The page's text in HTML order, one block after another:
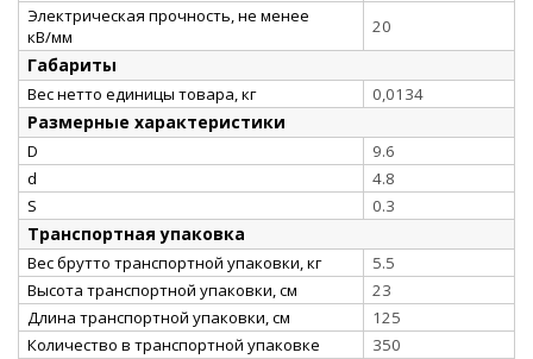
Электрическая прочность, не менее
кВ/мм
20
Габариты
Вес нетто единицы товара, кг 0,0134
Размерные характеристики
D
9.6
d
4.8
S
0.3
Транспортная упаковка
Вес брутто транспортной упаковки, кг
5.5
Высота транспортной упаковки, см
23
Длина транспортной упаковки, см
125
Количество в транспортной упаковке
350